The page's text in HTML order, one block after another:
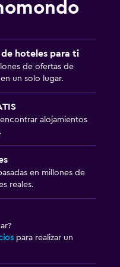
el alojamiento
de hoteles para ti
de ofertas de
un solo lugar.
alojamientos
en millones de
reales.
para realizar un